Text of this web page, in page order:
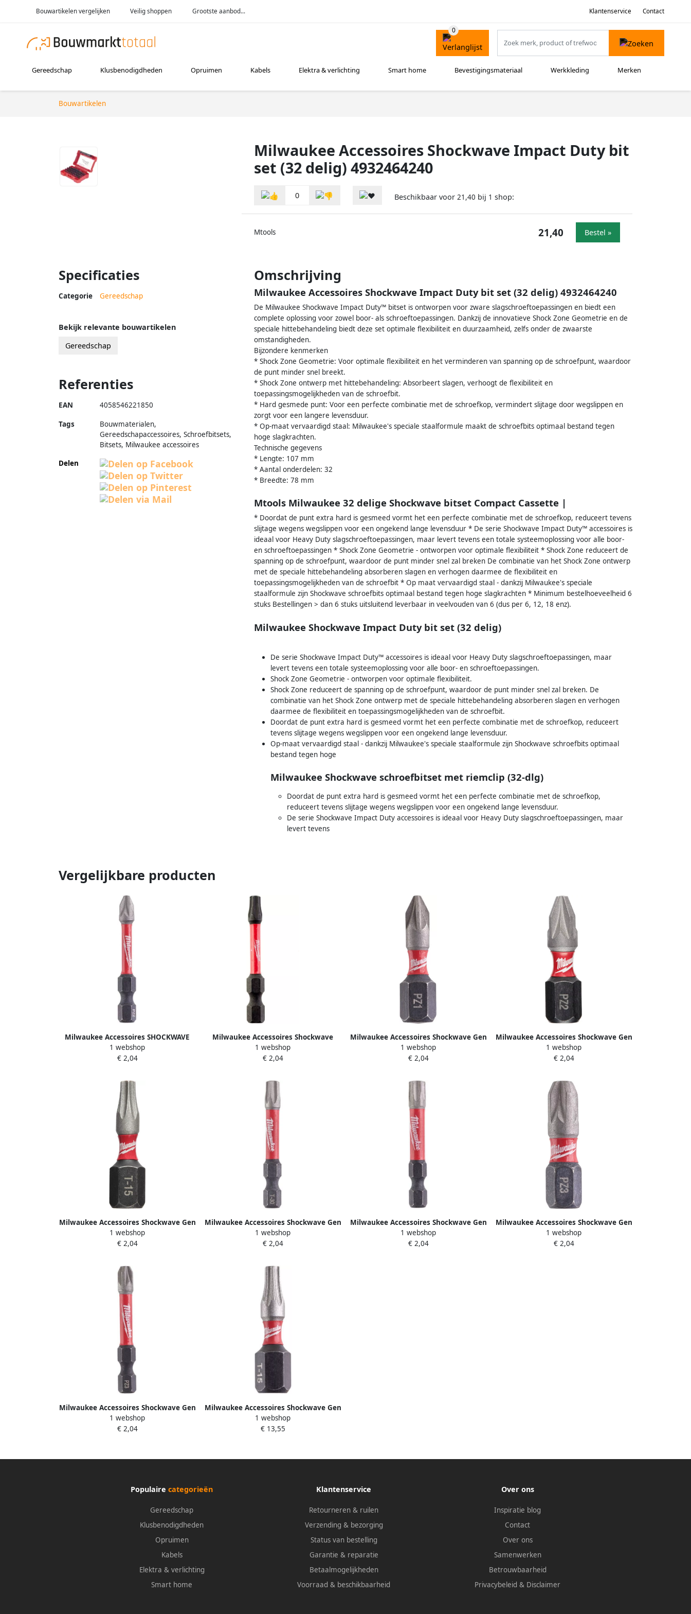
Bouwartikelen vergelijken Veilig shoppen Grootste aanbod... Klantenservice Contact
Gereedschap Klusbenodigdheden Opruimen Kabels Elektra & verlichting Smart home Bevestigingsmateriaal Werkkleding Merken
Bouwartikelen
Milwaukee Accessoires Shockwave Impact Duty bit
set (32 delig) 4932464240
0 Beschikbaar voor 21,40 bij 1 shop:
Mtools 21,40 Bestel »
Specificaties
Categorie Gereedschap
Omschrijving
Milwaukee Accessoires Shockwave Impact Duty bit set (32 delig) 4932464240
De Milwaukee Shockwave Impact Duty™ bitset is ontworpen voor zware slagschroeftoepassingen en biedt een
complete oplossing voor zowel boor- als schroeftoepassingen. Dankzij de innovatieve Shock Zone Geometrie en de
speciale hittebehandeling biedt deze set optimale flexibiliteit en duurzaamheid, zelfs onder de zwaarste
omstandigheden.
Bijzondere kenmerken
* Shock Zone Geometrie: Voor optimale flexibiliteit en het verminderen van spanning op de schroefpunt, waardoor
de punt minder snel breekt.
* Shock Zone ontwerp met hittebehandeling: Absorbeert slagen, verhoogt de flexibiliteit en
toepassingsmogelijkheden van de schroefbit.
* Hard gesmede punt: Voor een perfecte combinatie met de schroefkop, vermindert slijtage door wegslippen en
zorgt voor een langere levensduur.
* Op-maat vervaardigd staal: Milwaukee's speciale staalformule maakt de schroefbits optimaal bestand tegen
hoge slagkrachten.
Technische gegevens
* Lengte: 107 mm
* Aantal onderdelen: 32
* Breedte: 78 mm
Mtools Milwaukee 32 delige Shockwave bitset Compact Cassette |
* Doordat de punt extra hard is gesmeed vormt het een perfecte combinatie met de schroefkop, reduceert tevens
slijtage wegens wegslippen voor een ongekend lange levensduur * De serie Shockwave Impact Duty™ accessoires is
ideaal voor Heavy Duty slagschroeftoepassingen, maar levert tevens een totale systeemoplossing voor alle boor-
en schroeftoepassingen * Shock Zone Geometrie - ontworpen voor optimale flexibiliteit * Shock Zone reduceert de
spanning op de schroefpunt, waardoor de punt minder snel zal breken De combinatie van het Shock Zone ontwerp
met de speciale hittebehandeling absorberen slagen en verhogen daarmee de flexibiliteit en
toepassingsmogelijkheden van de schroefbit * Op maat vervaardigd staal - dankzij Milwaukee's speciale
staalformule zijn Shockwave schroefbits optimaal bestand tegen hoge slagkrachten * Minimum bestelhoeveelheid 6
stuks Bestellingen > dan 6 stuks uitsluitend leverbaar in veelvouden van 6 (dus per 6, 12, 18 enz).
Milwaukee Shockwave Impact Duty bit set (32 delig)
De serie Shockwave Impact Duty™ accessoires is ideaal voor Heavy Duty slagschroeftoepassingen, maar
levert tevens een totale systeemoplossing voor alle boor- en schroeftoepassingen.
Shock Zone Geometrie - ontworpen voor optimale flexibiliteit.
Shock Zone reduceert de spanning op de schroefpunt, waardoor de punt minder snel zal breken. De
combinatie van het Shock Zone ontwerp met de speciale hittebehandeling absorberen slagen en verhogen
daarmee de flexibiliteit en toepassingsmogelijkheden van de schroefbit.
Doordat de punt extra hard is gesmeed vormt het een perfecte combinatie met de schroefkop, reduceert
tevens slijtage wegens wegslippen voor een ongekend lange levensduur.
Op-maat vervaardigd staal - dankzij Milwaukee's speciale staalformule zijn Shockwave schroefbits optimaal
bestand tegen hoge
Milwaukee Shockwave schroefbitset met riemclip (32-dlg)
Doordat de punt extra hard is gesmeed vormt het een perfecte combinatie met de schroefkop,
reduceert tevens slijtage wegens wegslippen voor een ongekend lange levensduur.
De serie Shockwave Impact Duty accessoires is ideaal voor Heavy Duty slagschroeftoepassingen, maar
levert tevens
Bekijk relevante bouwartikelen
Gereedschap
Referenties
EAN 4058546221850
Tags
Bouwmaterialen,
Gereedschapaccessoires, Schroefbitsets,
Bitsets, Milwaukee accessoires
Delen
Vergelijkbare producten
Milwaukee Accessoires SHOCKWAVE
Gen II PZ2 50 mm | 1 stuk 4932430865
1 webshop
€ 2,04
Milwaukee Accessoires Shockwave
Impact Duty | schroefbits | TX25 x 50
mm | 1 st 4932430881
1 webshop
€ 2,04
Milwaukee Accessoires Shockwave Gen
II PZ1 25mm 2stuks 4932430860
1 webshop
€ 2,04
Milwaukee Accessoires Shockwave Gen
II PZ2 25mm 2stuks 4932430863
1 webshop
€ 2,04
Milwaukee Accessoires Shockwave Gen
II TX15 25mm 2stuks 4932430872
1 webshop
€ 2,04
Milwaukee Accessoires Shockwave Gen
II TX30 50mm 1stuks 4932430887
1 webshop
€ 2,04
Milwaukee Accessoires Shockwave Gen
II TX40 50mm 1stuks 4932430890
1 webshop
€ 2,04
Milwaukee Accessoires Shockwave Gen
II PZ3 25mm 2stuks 4932430868
1 webshop
€ 2,04
Milwaukee Accessoires Shockwave Gen
II PZ3 50mm 1stuks 4932430870
1 webshop
€ 2,04
Milwaukee Accessoires Shockwave Gen
II TX15 25mm 25stuks 4932430873
1 webshop
€ 13,55
Populaire categorieën
Gereedschap
Klusbenodigdheden
Opruimen
Kabels
Elektra & verlichting
Smart home
Klantenservice
Retourneren & ruilen
Verzending & bezorging
Status van bestelling
Garantie & reparatie
Betaalmogelijkheden
Voorraad & beschikbaarheid
Over ons
Inspiratie blog
Contact
Over ons
Samenwerken
Betrouwbaarheid
Privacybeleid & Disclaimer